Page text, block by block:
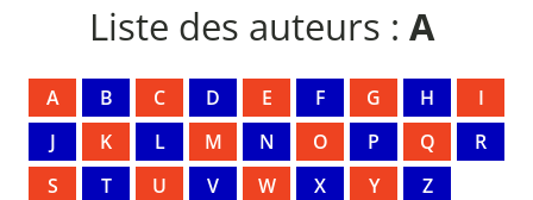
Liste des auteurs : A
A B C D E F G H
I
J
K L M N O P Q
R
S
T U V W X Y
Z